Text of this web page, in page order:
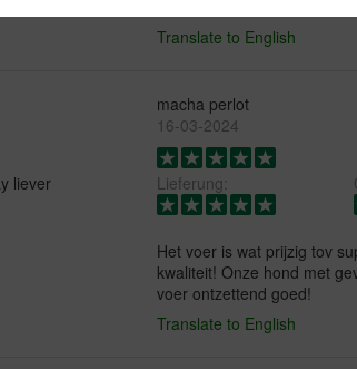
Translate to English
liever
macha perlot
16-03-2024
Lieferung:
Het voer is wat prijzig tov
kwaliteit! Onze hond met
voer ontzettend goed!
Translate to English